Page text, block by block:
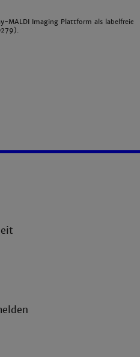
MALDI Imaging Plattform als labelfreie